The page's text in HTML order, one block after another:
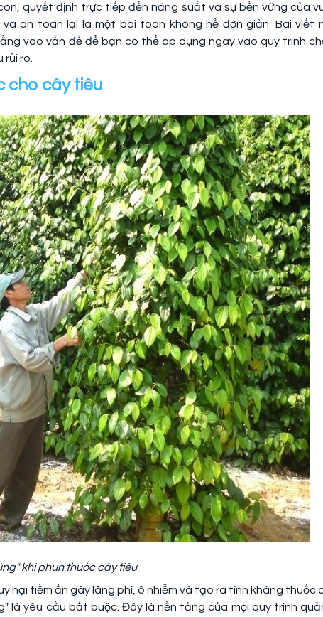
quyết định trực tiếp đến năng suất và sự bền vững của
an toàn lại là một bài toán không hề đơn giản. Bài viết
vào vấn đề để bạn có thể áp dụng ngay vào quy trình
ro.
cho cây tiêu
khi phun thuốc cây tiêu
hại tiềm ẩn gây lãng phí, ô nhiễm và tạo ra tính kháng thuốc
là yêu cầu bắt buộc. Đây là nền tảng của mọi quy trình